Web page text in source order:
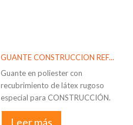
GUANTE CONSTRUCCION REF...
Guante en poliester con
recubrimiento de látex rugoso
especial para CONSTRUCCIÓN.
Leer más